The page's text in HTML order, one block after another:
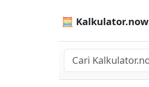
🧮 Kalkulator.now